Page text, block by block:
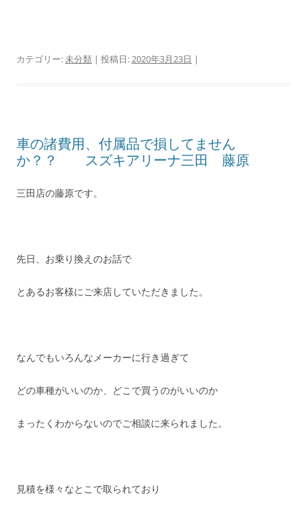
カテゴリー:未分類 | 投稿日:2020年3月23日 |
車の諸費用、付属品で損してません
か？？ スズキアリーナ三田 藤原
三田店の藤原です。
先日、お乗り換えのお話で
とあるお客様にご来店していただきました。
なんでもいろんなメーカーに行き過ぎて
どの車種がいいのか、どこで買うのがいいのか
まったくわからないのでご相談に来られました。
見積を様々なとこで取られており